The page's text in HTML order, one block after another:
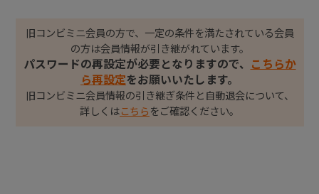
旧コンビミニ会員の方で、一定の条件を満たされている会員
の方は会員情報が引き継がれています。
パスワードの再設定が必要となりますので、
こちらか
ら再設定をお願いいたします。
旧コンビミニ会員情報の引き継ぎ条件と自動退会について、
詳しくはこちら をご確認ください。